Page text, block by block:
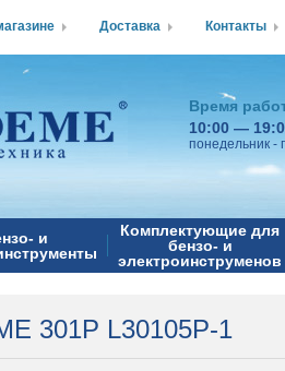
Время
10:00 —
понедельник -
и
Комплектующие для
бензо- и
электроинструменов
301P L30105P-1
Доставка Контакты